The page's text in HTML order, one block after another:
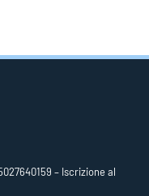
– Iscrizione al